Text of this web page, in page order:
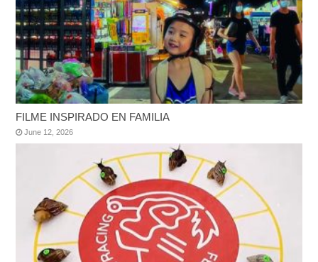
FILME INSPIRADO EN FAMILIA
June 12, 2026